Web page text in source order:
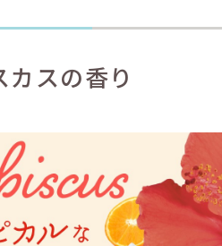
カスの香り